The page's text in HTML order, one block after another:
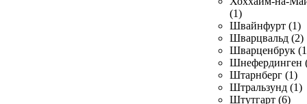
(1)
Швайнфурт (1)
Шварцвальд (2)
Шварценбрук
Шнефердинген
Штарнберг (1)
Штральзунд (1)
Штутгарт (6)